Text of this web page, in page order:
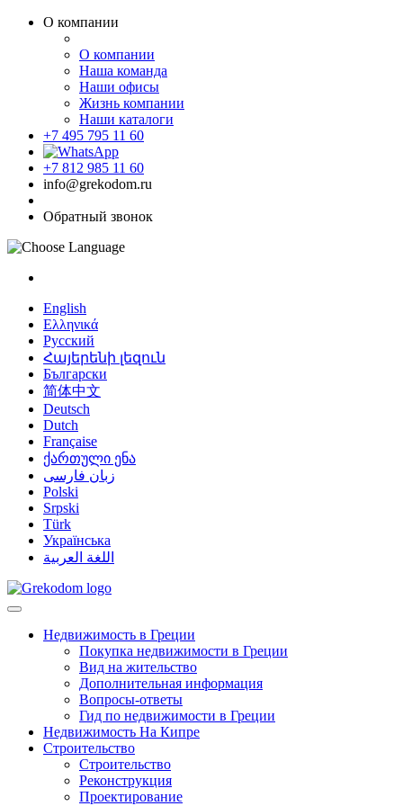
О компании
О компании
Наша команда
Наши офисы
Жизнь компании
Наши каталоги
+7 495 795 11 60
+7 812 985 11 60
info@grekodom.ru
Обратный звонок
English
Ελληνικά
Русский
Հայերենի լեզուն
Български
简体中文
Deutsch
Dutch
Française
ქართული ენა
زبان فارسی
Polski
Srpski
Türk
Українська
اللغة العربية
Недвижимость в Греции
Покупка недвижимости в Греции
Вид на жительство
Дополнительная информация
Вопросы-ответы
Гид по недвижимости в Греции
Недвижимость На Кипре
Строительство
Строительство
Реконструкция
Проектирование